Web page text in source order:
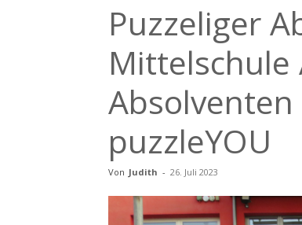
Puzzeliger
puzzleYOU
Von Judith - 26. Juli 2023